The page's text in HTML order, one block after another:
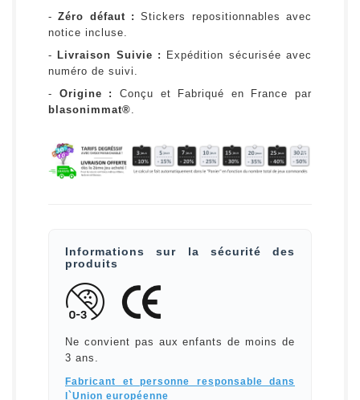
-Zéro défaut : Stickers repositionnables avec
notice incluse.
- Livraison Suivie :
Expédition sécurisée avec
numéro de suivi.
- Origine :
Conçu et Fabriqué en France par
blasonimmat®.
Informations sur la sécurité des
produits
Ne convient pas aux enfants de moins de
3 ans.
Fabricant et personne responsable dans
l`Union européenne